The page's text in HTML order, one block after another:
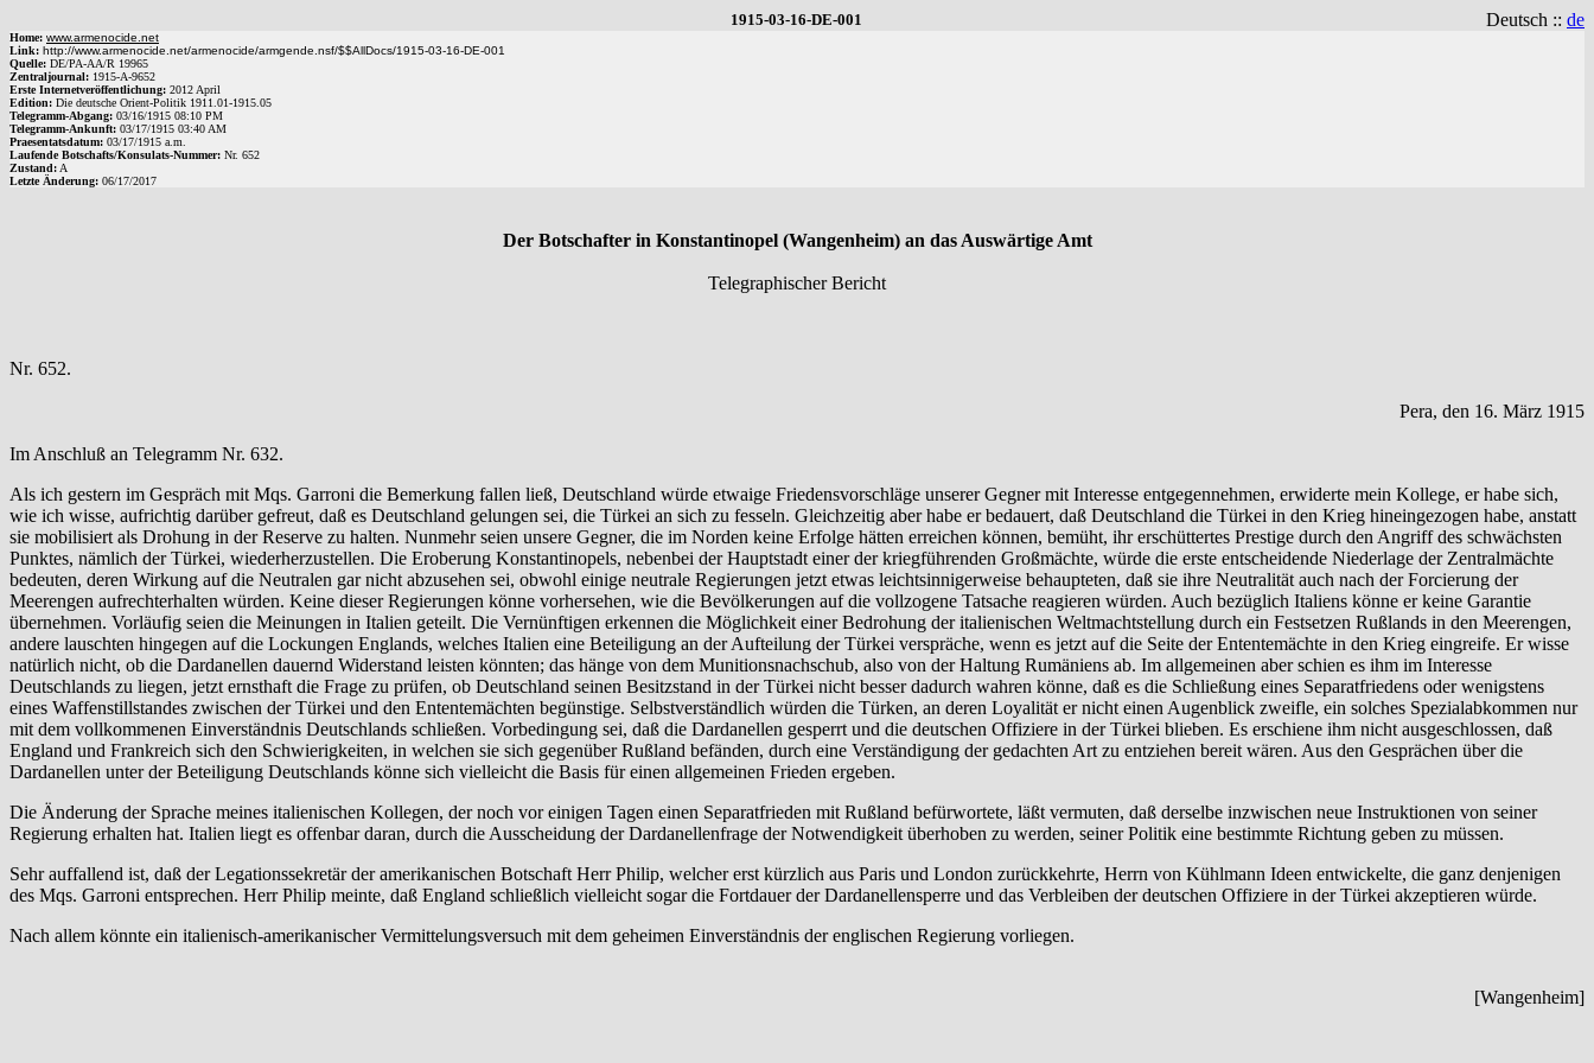
1915-03-16-DE-001 Deutsch :: de
Home: www.armenocide.net
Link: http://www.armenocide.net/armenocide/armgende.nsf/$$AllDocs/1915-03-16-DE-001
Quelle: DE/PA-AA/R 19965
Zentraljournal: 1915-A-9652
Erste Internetveröffentlichung: 2012 April
Edition: Die deutsche Orient-Politik 1911.01-1915.05
Telegramm-Abgang: 03/16/1915 08:10 PM
Telegramm-Ankunft: 03/17/1915 03:40 AM
Praesentatsdatum: 03/17/1915 a.m.
Laufende Botschafts/Konsulats-Nummer: Nr. 652
Zustand: A
Letzte Änderung: 06/17/2017
Der Botschafter in Konstantinopel (Wangenheim) an das Auswärtige Amt
Telegraphischer Bericht
Nr. 652.
Pera, den 16. März 1915
Im Anschluß an Telegramm Nr. 632.
Als ich gestern im Gespräch mit Mqs. Garroni die Bemerkung fallen ließ, Deutschland würde etwaige Friedensvorschläge unserer Gegner mit Interesse entgegennehmen, erwiderte mein Kollege, er habe sich,
wie ich wisse, aufrichtig darüber gefreut, daß es Deutschland gelungen sei, die Türkei an sich zu fesseln. Gleichzeitig aber habe er bedauert, daß Deutschland die Türkei in den Krieg hineingezogen habe, anstatt
sie mobilisiert als Drohung in der Reserve zu halten. Nunmehr seien unsere Gegner, die im Norden keine Erfolge hätten erreichen können, bemüht, ihr erschüttertes Prestige durch den Angriff des schwächsten
Punktes, nämlich der Türkei, wiederherzustellen. Die Eroberung Konstantinopels, nebenbei der Hauptstadt einer der kriegführenden Großmächte, würde die erste entscheidende Niederlage der Zentralmächte
bedeuten, deren Wirkung auf die Neutralen gar nicht abzusehen sei, obwohl einige neutrale Regierungen jetzt etwas leichtsinnigerweise behaupteten, daß sie ihre Neutralität auch nach der Forcierung der
Meerengen aufrechterhalten würden. Keine dieser Regierungen könne vorhersehen, wie die Bevölkerungen auf die vollzogene Tatsache reagieren würden. Auch bezüglich Italiens könne er keine Garantie
übernehmen. Vorläufig seien die Meinungen in Italien geteilt. Die Vernünftigen erkennen die Möglichkeit einer Bedrohung der italienischen Weltmachtstellung durch ein Festsetzen Rußlands in den Meerengen,
andere lauschten hingegen auf die Lockungen Englands, welches Italien eine Beteiligung an der Aufteilung der Türkei verspräche, wenn es jetzt auf die Seite der Ententemächte in den Krieg eingreife. Er wisse
natürlich nicht, ob die Dardanellen dauernd Widerstand leisten könnten; das hänge von dem Munitionsnachschub, also von der Haltung Rumäniens ab. Im allgemeinen aber schien es ihm im Interesse
Deutschlands zu liegen, jetzt ernsthaft die Frage zu prüfen, ob Deutschland seinen Besitzstand in der Türkei nicht besser dadurch wahren könne, daß es die Schließung eines Separatfriedens oder wenigstens
eines Waffenstillstandes zwischen der Türkei und den Ententemächten begünstige. Selbstverständlich würden die Türken, an deren Loyalität er nicht einen Augenblick zweifle, ein solches Spezialabkommen nur
mit dem vollkommenen Einverständnis Deutschlands schließen. Vorbedingung sei, daß die Dardanellen gesperrt und die deutschen Offiziere in der Türkei blieben. Es erschiene ihm nicht ausgeschlossen, daß
England und Frankreich sich den Schwierigkeiten, in welchen sie sich gegenüber Rußland befänden, durch eine Verständigung der gedachten Art zu entziehen bereit wären. Aus den Gesprächen über die
Dardanellen unter der Beteiligung Deutschlands könne sich vielleicht die Basis für einen allgemeinen Frieden ergeben.
Die Änderung der Sprache meines italienischen Kollegen, der noch vor einigen Tagen einen Separatfrieden mit Rußland befürwortete, läßt vermuten, daß derselbe inzwischen neue Instruktionen von seiner
Regierung erhalten hat. Italien liegt es offenbar daran, durch die Ausscheidung der Dardanellenfrage der Notwendigkeit überhoben zu werden, seiner Politik eine bestimmte Richtung geben zu müssen.
Sehr auffallend ist, daß der Legationssekretär der amerikanischen Botschaft Herr Philip, welcher erst kürzlich aus Paris und London zurückkehrte, Herrn von Kühlmann Ideen entwickelte, die ganz denjenigen
des Mqs. Garroni entsprechen. Herr Philip meinte, daß England schließlich vielleicht sogar die Fortdauer der Dardanellensperre und das Verbleiben der deutschen Offiziere in der Türkei akzeptieren würde.
Nach allem könnte ein italienisch-amerikanischer Vermittelungsversuch mit dem geheimen Einverständnis der englischen Regierung vorliegen.
[Wangenheim]